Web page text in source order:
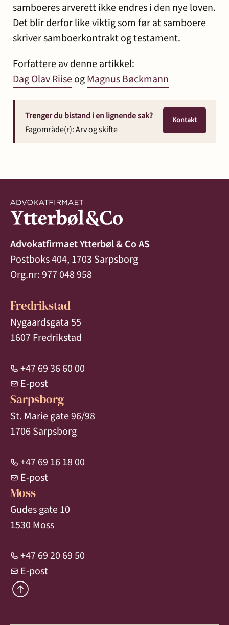
samboeres arverett ikke endres i den nye loven.
Det blir derfor like viktig som før at samboere
skriver samboerkontrakt og testament.
Forfattere av denne artikkel:
Dag Olav RiiseogMagnus Bøckmann
Trenger du bistand i en lignende sak?
Fagområde(r):Arv og skifte
Kontakt
Advokatfirmaet Ytterbøl & Co AS
Postboks 404, 1703 Sarpsborg
Org.nr: 977 048 958
Fredrikstad
Nygaardsgata 55
1607 Fredrikstad
+47 69 36 60 00
E-post
Sarpsborg
St. Marie gate 96/98
1706 Sarpsborg
+47 69 16 18 00
E-post
Moss
Gudes gate 10
1530 Moss
+47 69 20 69 50
E-post